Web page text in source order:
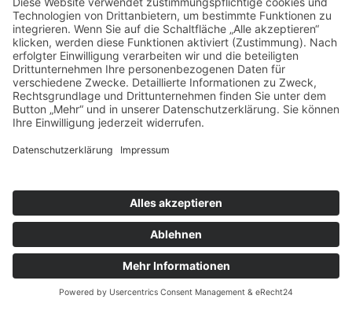
Kontakt
tandem BTL gGmbH
Potsdamer Str. 182
10783 Berlin
X